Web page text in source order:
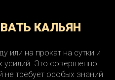
КАЛЬЯН
или на прокат на сутки и
Это совершенно
требует особых знаний